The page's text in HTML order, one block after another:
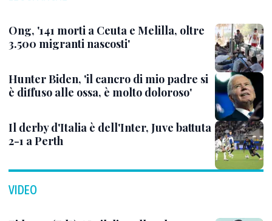
Ong, '141 morti a Ceuta e Melilla, oltre
3.500 migranti nascosti'
Hunter Biden, 'il cancro di mio padre si
è diffuso alle ossa, è molto doloroso'
Il derby d'Italia è dell'Inter, Juve battuta
2-1 a Perth
VIDEO